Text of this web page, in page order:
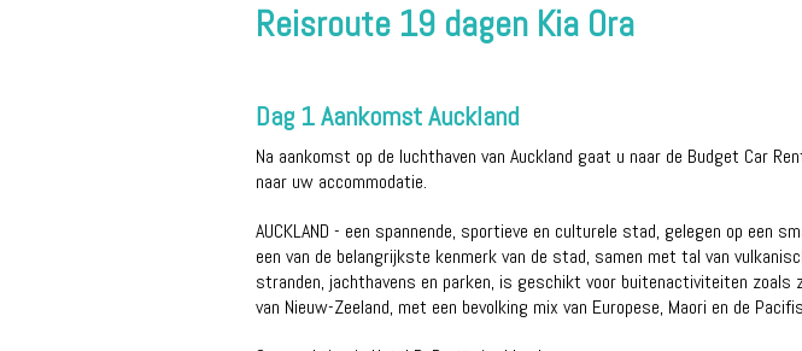
Reisroute 19 dagen Kia Ora
Dag 1 Aankomst Auckland
Na aankomst op de luchthaven van Auckland gaat u naar de Budget Car
naar uw accommodatie.
AUCKLAND - een spannende, sportieve en culturele stad, gelegen op een
een van de belangrijkste kenmerk van de stad, samen met tal van
stranden, jachthavens en parken, is geschikt voor buitenactiviteiten
van Nieuw-Zeeland, met een bevolking mix van Europese, Maori en de